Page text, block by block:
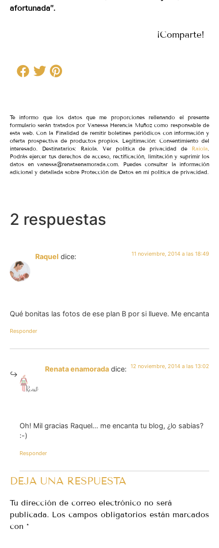
afortunada”.
¡Comparte!
Te informo que los datos que me proporciones rellenando el presente
formulario serán tratados por Vanessa Herencia Muñoz como responsable de
esta web. Con la Finalidad de remitir boletines periódicos con información y
oferta prospectiva de productos propios. Legitimación: Consentimiento del
interesado. Destinatarios: Raiola. Ver política de privacidad de Raiola.
Podrás ejercer tus derechos de acceso, rectificación, limitación y suprimir los
datos en vanessa@renataenamorada.com. Puedes consultar la información
adicional y detallada sobre Protección de Datos en mi política de privacidad.
2 respuestas
Raquel dice: 11 noviembre, 2014 a las 18:49
Qué bonitas las fotos de ese plan B por si llueve. Me encanta
Responder
Renata enamorada dice: 12 noviembre, 2014 a las 13:02
Oh! Mil gracias Raquel… me encanta tu blog, ¿lo sabias?
:-)
Responder
DEJA UNA RESPUESTA
Tu dirección de correo electrónico no será
publicada. Los campos obligatorios están marcados
con *